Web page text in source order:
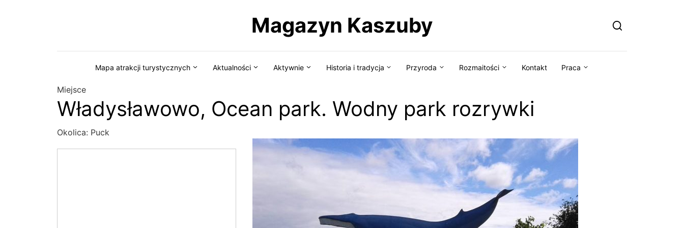
Magazyn Kaszuby
Mapa atrakcji turystycznych Aktualności Aktywnie Historia i tradycja Przyroda Rozmaitości Kontakt Praca
Miejsce
Władysławowo, Ocean park. Wodny park rozrywki
Okolica: Puck